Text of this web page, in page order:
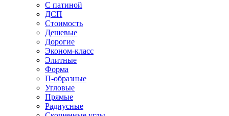
С патиной
ДСП
Стоимость
Дешевые
Дорогие
Эконом-класс
Элитные
Форма
П-образные
Угловые
Прямые
Радиусные